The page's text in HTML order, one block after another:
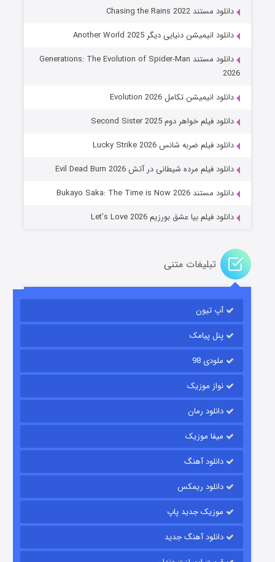
جادوگری در مغولستان
باب اسفنجی فصل ۱۷
قسمت۶ (زیرنویس) منتشر شد
قسمت۱۵ (دوبله) منتشر شد
دانلود مستند Chasing the Rains 2022
دانلود انیمیشن دنیایی دیگر Another World 2025
دانلود مستند Generations: The Evolution of Spider-Man
2026
دانلود انیمیشن تکامل Evolution 2026
دانلود فیلم خواهر دوم Second Sister 2025
دانلود فیلم ضربه شانس Lucky Strike 2026
دانلود فیلم مرده شیطانی در آتش Evil Dead Burn 2026
دانلود مستند Bukayo Saka: The Time is Now 2026
دانلود فیلم بیا عشق بورزیم Let’s Love 2026
تبلیغات متنی
آپ تیون
پنل پیامک
ملودی 98
نواز موزیک
دانلود رمان
میفا موزیک
دانلود آهنگ
دانلود ریمکس
موزیک جدید پاپ
دانلود آهنگ جدید